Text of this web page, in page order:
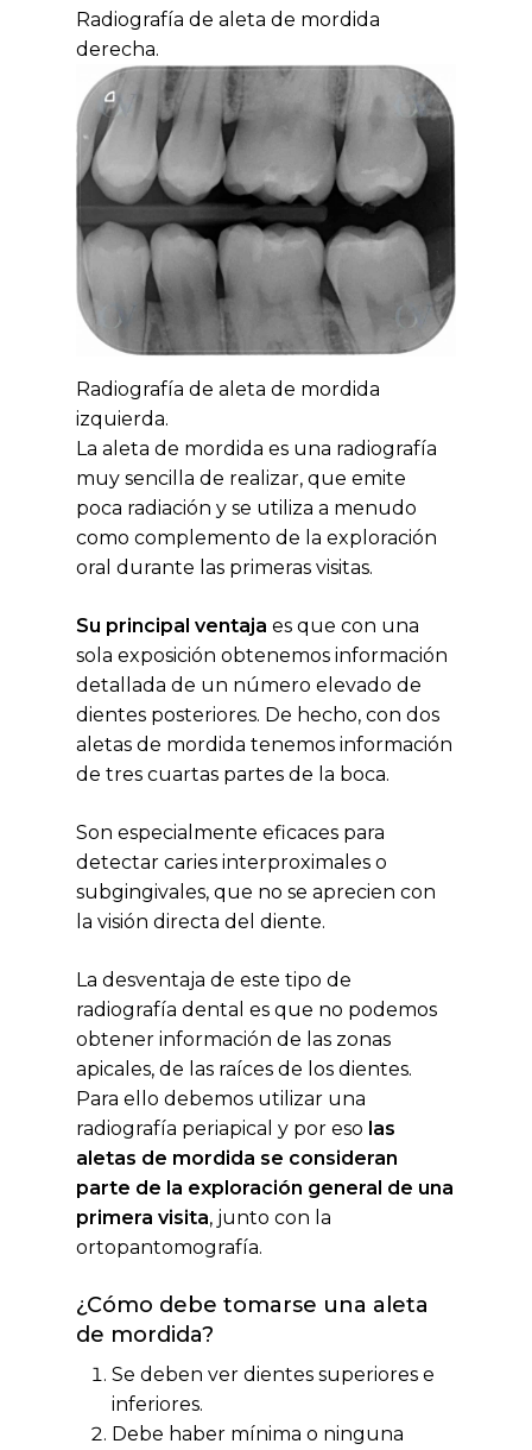
Radiografía de aleta de mordida
derecha.
Radiografía de aleta de mordida
izquierda.
La aleta de mordida es una radiografía
muy sencilla de realizar, que emite
poca radiación y se utiliza a menudo
como complemento de la exploración
oral durante las primeras visitas.
Su principal ventaja es que con una
sola exposición obtenemos información
detallada de un número elevado de
dientes posteriores. De hecho, con dos
aletas de mordida tenemos información
de tres cuartas partes de la boca.
Son especialmente eficaces para
detectar caries interproximales o
subgingivales, que no se aprecien con
la visión directa del diente.
La desventaja de este tipo de
radiografía dental es que no podemos
obtener información de las zonas
apicales, de las raíces de los dientes.
Para ello debemos utilizar una
radiografía periapical y por eso las
aletas de mordida se consideran
parte de la exploración general de una
primera visita, junto con la
ortopantomografía.
¿Cómo debe tomarse una aleta
de mordida?
Se deben ver dientes superiores e
inferiores.
Debe haber mínima o ninguna